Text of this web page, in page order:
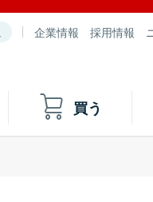
企業情報 採用情報
買う